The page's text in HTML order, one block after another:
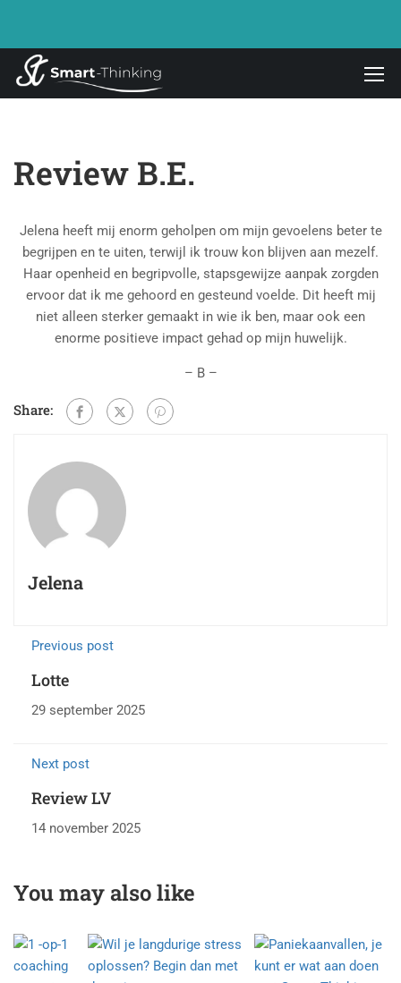
Review B.E.
Jelena heeft mij enorm geholpen om mijn gevoelens beter te
begrijpen en te uiten, terwijl ik trouw kon blijven aan mezelf.
Haar openheid en begripvolle, stapsgewijze aanpak zorgden
ervoor dat ik me gehoord en gesteund voelde. Dit heeft mij
niet alleen sterker gemaakt in wie ik ben, maar ook een
enorme positieve impact gehad op mijn huwelijk.
– B –
Share:
Jelena
Previous post
Lotte
29 september 2025
Next post
Review LV
14 november 2025
You may also like